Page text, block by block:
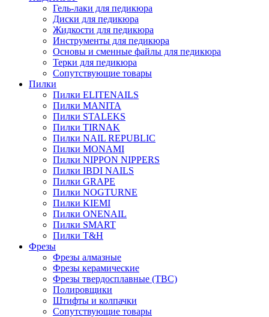
Гель-лаки для педикюра
Диски для педикюра
Жидкости для педикюра
Инструменты для педикюра
Основы и сменные файлы для педикюра
Терки для педикюра
Сопутствующие товары
Пилки
Пилки ELITENAILS
Пилки MANITA
Пилки STALEKS
Пилки TIRNAK
Пилки NAIL REPUBLIC
Пилки MONAMI
Пилки NIPPON NIPPERS
Пилки IBDI NAILS
Пилки GRAPE
Пилки NOGTURNE
Пилки KIEMI
Пилки ONENAIL
Пилки SMART
Пилки T&H
Фрезы
Фрезы алмазные
Фрезы керамические
Фрезы твердосплавные (ТВС)
Полировщики
Штифты и колпачки
Сопутствующие товары